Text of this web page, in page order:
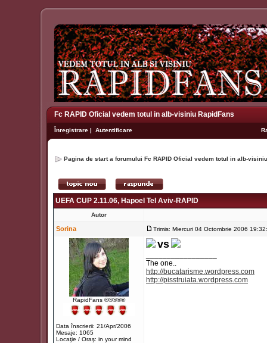
Fc RAPID Oficial vedem totul in alb-visiniu RapidFans
Înregistrare | Autentificare
Pagina de start a forumului Fc RAPID Oficial vedem totul in alb-
UEFA CUP 2.11.06, Hapoel Tel Aviv-RAPID
Autor
Sorina Trimis: Miercuri 04 Octombrie 2006
RapidFans ®®®®®
Data înscrierii: 21/Apr/2006
Mesaje: 1065
Locaţie / Oraş: in your mind
vs
The one..
http://bucatarisme.wordpress.com
http://pisstruiata.wordpress.com